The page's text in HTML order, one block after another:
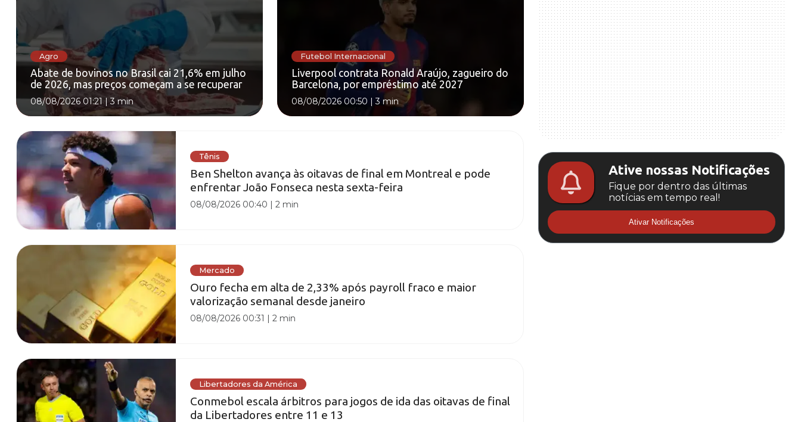
Agro
Abate de bovinos no Brasil cai 21,6% em julho
de 2026, mas preços começam a se recuperar
08/08/2026 01:21|3 min
Futebol Internacional
Liverpool contrata Ronald Araújo, zagueiro do
Barcelona, por empréstimo até 2027
08/08/2026 00:50 |3 min
Tênis
Ben Shelton avança às oitavas de final em Montreal e pode
enfrentar João Fonseca nesta sexta-feira
08/08/2026 00:40 |2 min
Mercado
Ouro fecha em alta de 2,33% após payroll fraco e maior
valorização semanal desde janeiro
08/08/2026 00:31 |2 min
Libertadores da América
Conmebol escala árbitros para jogos de ida das oitavas de final
da Libertadores entre 11 e 13
Ative nossas Notificações
Fique por dentro das últimas
notícias em tempo real!
Ativar Notificações